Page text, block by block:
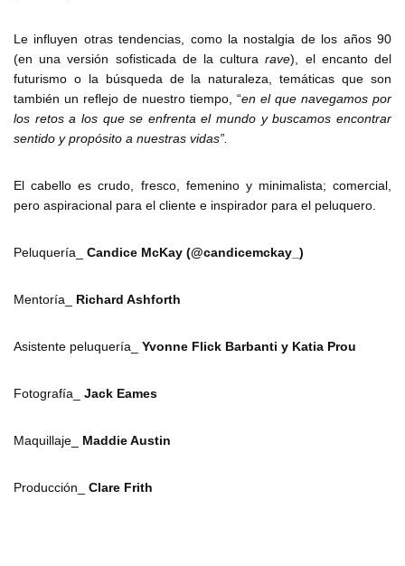
Le influyen otras tendencias, como la nostalgia de los años 90
(en una versión sofisticada de la culturarave), el encanto del
futurismo o la búsqueda de la naturaleza, temáticas que son
también un reflejo de nuestro tiempo, “en el que navegamos por
los retos a los que se enfrenta el mundo y buscamos encontrar
sentido y propósito a nuestras vidas”.
El cabello es crudo, fresco, femenino y minimalista; comercial,
pero aspiracional para el cliente e inspirador para el peluquero.
Peluquería_ Candice McKay (@candicemckay_)
Mentoría_ Richard Ashforth
Asistente peluquería_ Yvonne Flick Barbanti y Katia Prou
Fotografía_ Jack Eames
Maquillaje_ Maddie Austin
Producción_ Clare Frith